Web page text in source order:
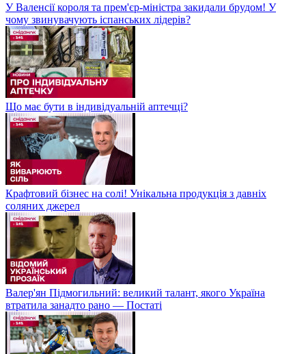
У Валенсії короля та прем'єр-міністра закидали брудом! У
чому звинувачують іспанських лідерів?
Що має бути в індивідуальній аптечці?
Крафтовий бізнес на солі! Унікальна продукція з давніх
соляних джерел
Валер'ян Підмогильний: великий талант, якого Україна
втратила занадто рано — Постаті